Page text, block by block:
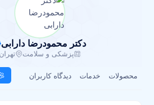
دکتر محمودرضا دارابی
پزشکی و سلامت تهران
محصولات خدمات دیدگاه کاربران